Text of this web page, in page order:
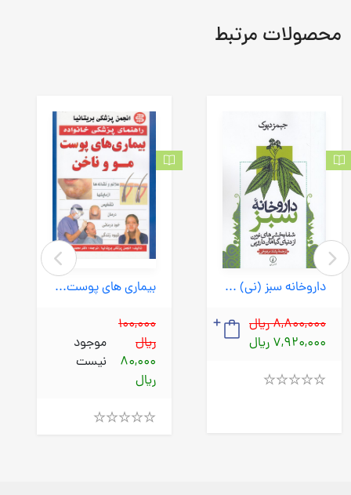
محصولات مرتبط
بیماری های پوست مو و ناخن (سپهراندیشه) وزیری شومیز
100,000
ریال
80,000
ریال
موجود
نیست
داروخانه سبز (نی) رقعی شومیز
8,800,000 ریال
7,920,000 ریال